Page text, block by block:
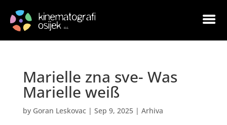
Marielle zna sve- Was
Marielle weiß
by Goran Leskovac| Sep 9, 2025| Arhiva